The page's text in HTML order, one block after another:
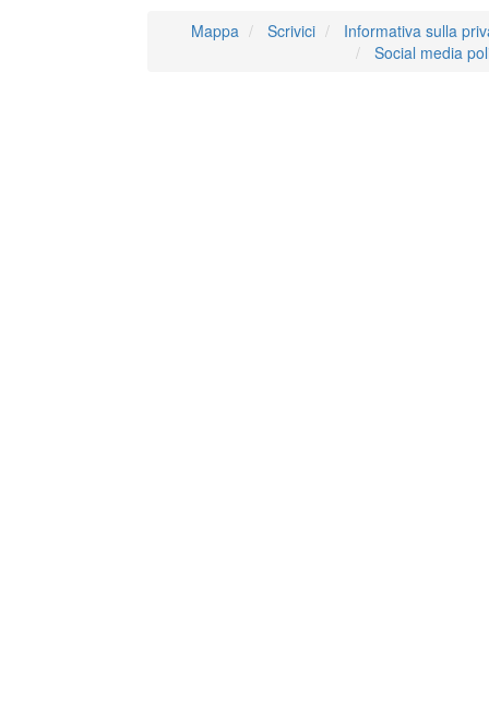
Mappa Scrivici
Informativa sulla
Social media